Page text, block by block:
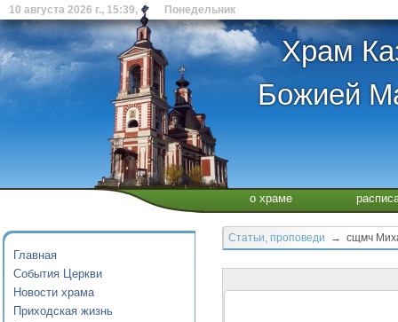
10 августа 2026 г., 15:39, Понедельник
Храм
Божией
о храме
Главная
События Церкви
Новости храма
Приходская жизнь
Статьи, проповеди → сщмч